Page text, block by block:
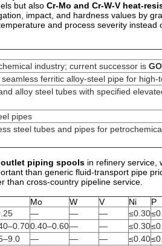
but also Cr-Mo and Cr-W-V heat-
impact, and hardness values by
and process severity instead
industry; current successor is
ferritic alloy-steel pipe for high-
alloy steel tubes with specified
pipes
steel tubes and pipes for
piping spools in refinery service,
than generic fluid-transport pipe
than cross-country pipeline service.
Mo W V Ni P
— — — ≤0.30
0.40–0.60— — ≤0.30
— — — ≤0.40